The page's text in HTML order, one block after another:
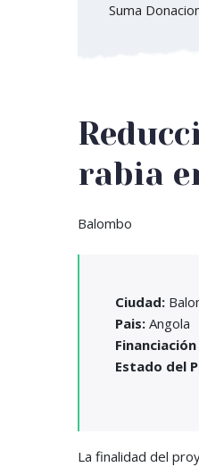
Suma
rabia
Balombo
Ciudad:
Pais: Angola
Estado del
La finalidad del